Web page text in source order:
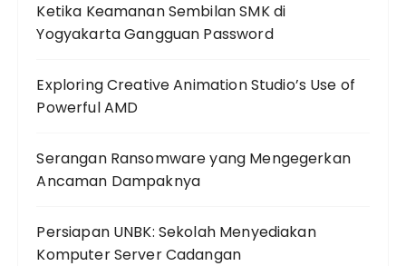
Ketika Keamanan Sembilan SMK di
Yogyakarta Gangguan Password
Exploring Creative Animation Studio’s Use of
Powerful AMD
Serangan Ransomware yang Mengegerkan
Ancaman Dampaknya
Persiapan UNBK: Sekolah Menyediakan
Komputer Server Cadangan